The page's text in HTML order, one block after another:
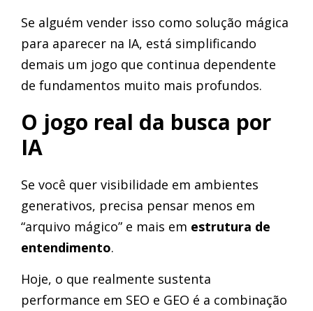
Se alguém vender isso como solução mágica
para aparecer na IA, está simplificando
demais um jogo que continua dependente
de fundamentos muito mais profundos.
O jogo real da busca por
IA
Se você quer visibilidade em ambientes
generativos, precisa pensar menos em
“arquivo mágico” e mais em estrutura de
entendimento.
Hoje, o que realmente sustenta
performance em SEO e GEO é a combinação